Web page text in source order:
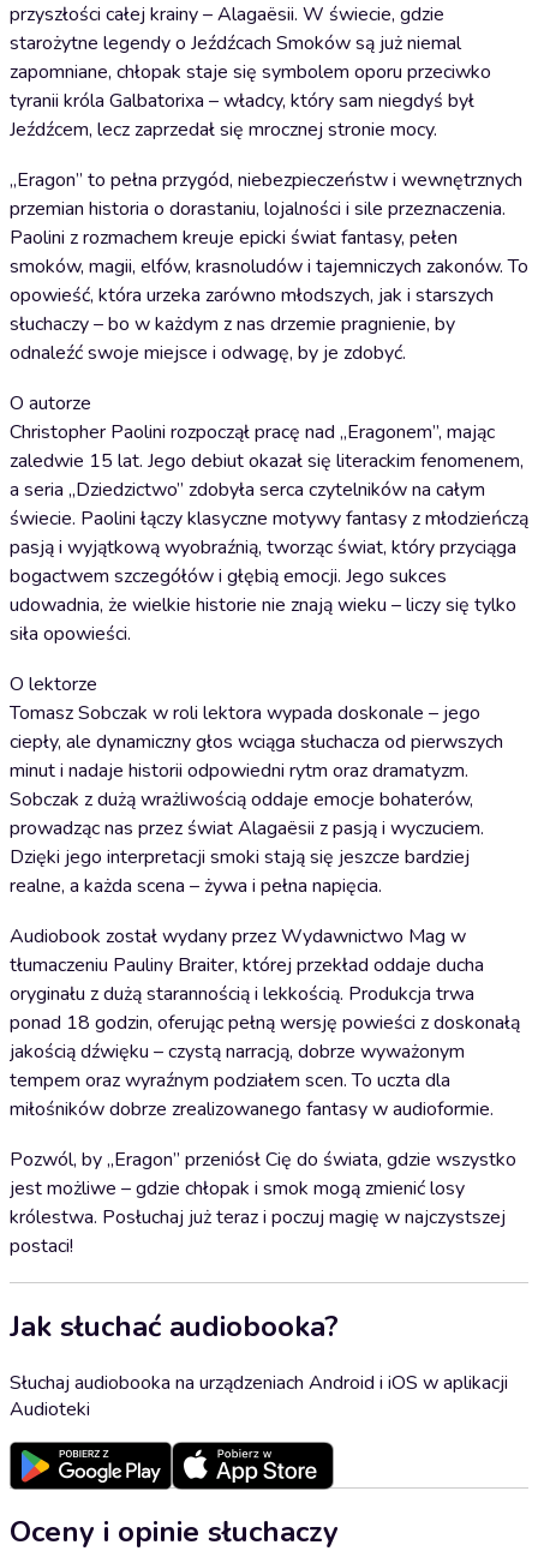
przyszłości całej krainy – Alagaësii. W świecie, gdzie
starożytne legendy o Jeźdźcach Smoków są już niemal
zapomniane, chłopak staje się symbolem oporu przeciwko
tyranii króla Galbatorixa – władcy, który sam niegdyś był
Jeźdźcem, lecz zaprzedał się mrocznej stronie mocy.
„Eragon” to pełna przygód, niebezpieczeństw i wewnętrznych
przemian historia o dorastaniu, lojalności i sile przeznaczenia.
Paolini z rozmachem kreuje epicki świat fantasy, pełen
smoków, magii, elfów, krasnoludów i tajemniczych zakonów. To
opowieść, która urzeka zarówno młodszych, jak i starszych
słuchaczy – bo w każdym z nas drzemie pragnienie, by
odnaleźć swoje miejsce i odwagę, by je zdobyć.
O autorze
Christopher Paolini rozpoczął pracę nad „Eragonem”, mając
zaledwie 15 lat. Jego debiut okazał się literackim fenomenem,
a seria „Dziedzictwo” zdobyła serca czytelników na całym
świecie. Paolini łączy klasyczne motywy fantasy z młodzieńczą
pasją i wyjątkową wyobraźnią, tworząc świat, który przyciąga
bogactwem szczegółów i głębią emocji. Jego sukces
udowadnia, że wielkie historie nie znają wieku – liczy się tylko
siła opowieści.
O lektorze
Tomasz Sobczak w roli lektora wypada doskonale – jego
ciepły, ale dynamiczny głos wciąga słuchacza od pierwszych
minut i nadaje historii odpowiedni rytm oraz dramatyzm.
Sobczak z dużą wrażliwością oddaje emocje bohaterów,
prowadząc nas przez świat Alagaësii z pasją i wyczuciem.
Dzięki jego interpretacji smoki stają się jeszcze bardziej
realne, a każda scena – żywa i pełna napięcia.
Audiobook został wydany przez Wydawnictwo Mag w
tłumaczeniu Pauliny Braiter, której przekład oddaje ducha
oryginału z dużą starannością i lekkością. Produkcja trwa
ponad 18 godzin, oferując pełną wersję powieści z doskonałą
jakością dźwięku – czystą narracją, dobrze wyważonym
tempem oraz wyraźnym podziałem scen. To uczta dla
miłośników dobrze zrealizowanego fantasy w audioformie.
Pozwól, by „Eragon” przeniósł Cię do świata, gdzie wszystko
jest możliwe – gdzie chłopak i smok mogą zmienić losy
królestwa. Posłuchaj już teraz i poczuj magię w najczystszej
postaci!
Jak słuchać audiobooka?
Słuchaj audiobooka na urządzeniach Android i iOS w aplikacji
Audioteki
Oceny i opinie słuchaczy